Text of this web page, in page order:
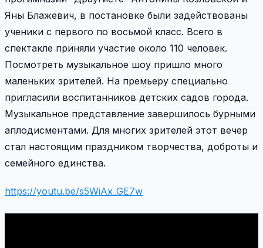
Яны Блажевич, в постановке были задействованы
ученики с первого по восьмой класс. Всего в
спектакле приняли участие около 110 человек.
Посмотреть музыкальное шоу пришло много
маленьких зрителей. На премьеру специально
пригласили воспитанников детских садов города.
Музыкальное представление завершилось бурными
аплодисментами. Для многих зрителей этот вечер
стал настоящим праздником творчества, доброты и
семейного единства.
https://youtu.be/s5WiAx_GE7w